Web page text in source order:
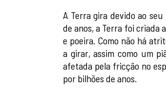
A Terra gira devido ao
de anos, a Terra foi criada
e poeira. Como não há
a girar, assim como um
afetada pela fricção no
por bilhões de anos.